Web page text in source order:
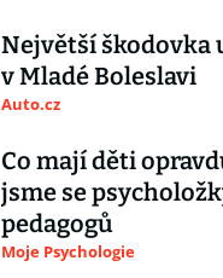
Největší škodovka
v Mladé Boleslavi
Auto.cz
Co mají děti
jsme se
pedagogů
Moje Psychologie